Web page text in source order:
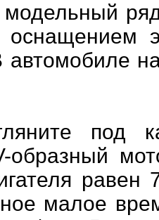
модельный
оснащением
автомобиле
под
образный
равен
малое